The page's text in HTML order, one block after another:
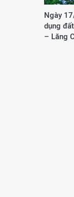
Ngày
dụng
– Lăng